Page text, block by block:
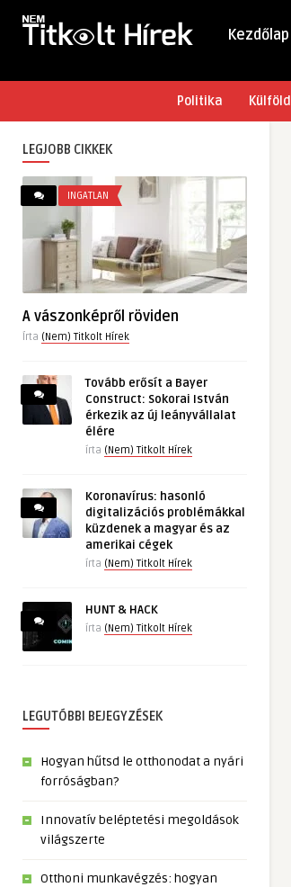
Kezdőlap
Politika Külföld
LEGJOBB CIKKEK
INGATLAN
A vászonképről röviden
Írta (Nem) Titkolt Hírek
Tovább erősít a Bayer
Construct: Sokorai István
érkezik az új leányvállalat
élére
írta (Nem) Titkolt Hírek
Koronavírus: hasonló
digitalizációs problémákkal
küzdenek a magyar és az
amerikai cégek
írta (Nem) Titkolt Hírek
HUNT & HACK
írta (Nem) Titkolt Hírek
LEGUTÓBBI BEJEGYZÉSEK
Hogyan hűtsd le otthonodat a nyári
forróságban?
Innovatív beléptetési megoldások
világszerte
Otthoni munkavégzés: hogyan